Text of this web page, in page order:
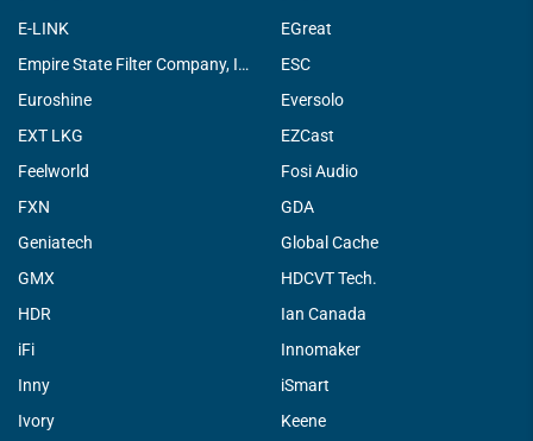
E-LINK
EGreat
Empire State Filter Company, INC.
ESC
Euroshine
Eversolo
EXT LKG
EZCast
Feelworld
Fosi Audio
FXN
GDA
Geniatech
Global Cache
GMX
HDCVT Tech.
HDR
Ian Canada
iFi
Innomaker
Inny
iSmart
Ivory
Keene